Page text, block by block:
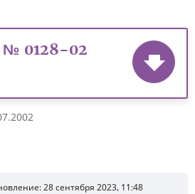
0128-02
28 сентября 2023, 11:48